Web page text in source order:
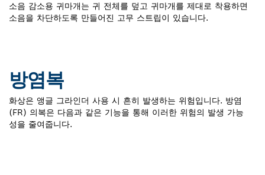
소음 감소용 귀마개는 귀 전체를 덮고 귀마개를 제대로 착용하면
소음을 차단하도록 만들어진 고무 스트립이 있습니다.
방염복
화상은 앵글 그라인더 사용 시 흔히 발생하는 위험입니다. 방염
(FR) 의복은 다음과 같은 기능을 통해 이러한 위험의 발생 가능
성을 줄여줍니다.